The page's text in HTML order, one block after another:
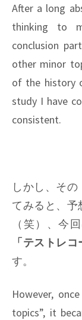
After a long
thinking to
conclusion
other minor
of the history
study I have
consistent.
しかし、そ
てみると、
（笑）、今回
「テストレコ
す。
However,
topics”, it